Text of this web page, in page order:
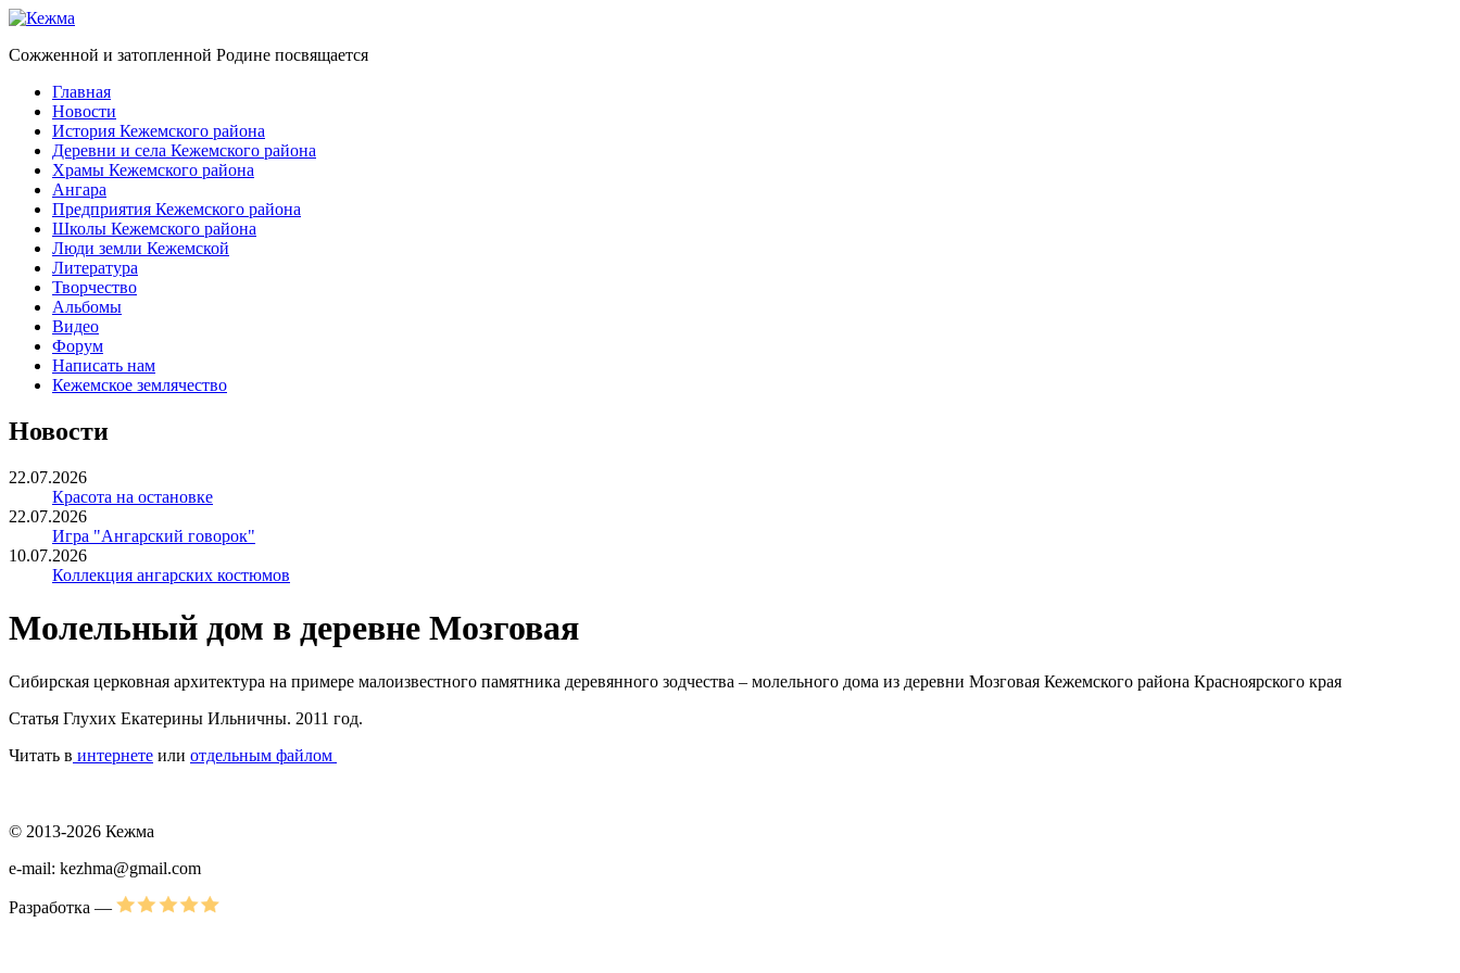
Сожженной и затопленной Родине посвящается
Главная
Новости
История Кежемского района
Деревни и села Кежемского района
Храмы Кежемского района
Ангара
Предприятия Кежемского района
Школы Кежемского района
Люди земли Кежемской
Литература
Творчество
Альбомы
Видео
Форум
Написать нам
Кежемское землячество
Новости
22.07.2026
Красота на остановке
22.07.2026
Игра "Ангарский говорок"
10.07.2026
Коллекция ангарских костюмов
Молельный дом в деревне Мозговая
Сибирская церковная архитектура на примере малоизвестного памятника деревянного зодчества – молельного дома из деревни Мозговая Кежемского района Красноярского края
Статья Глухих Екатерины Ильничны. 2011 год.
Читать в интернете или отдельным файлом
© 2013-2026 Кежма
e-mail: kezhma@gmail.com
Разработка —